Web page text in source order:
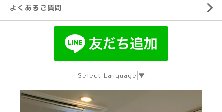
よくあるご質問
Select Language ▼